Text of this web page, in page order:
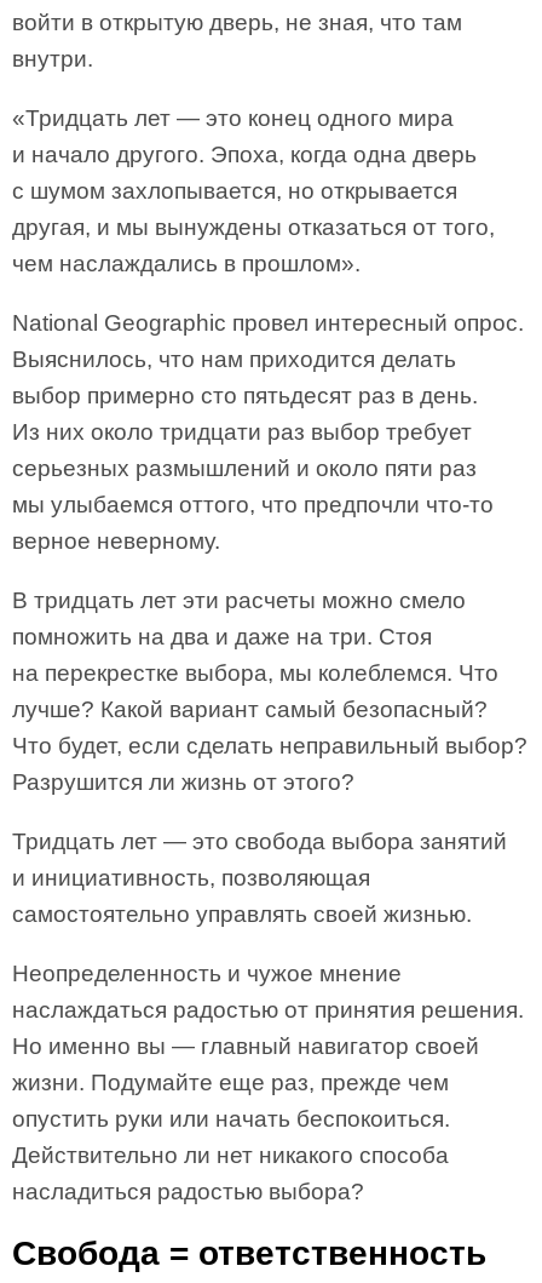
войти в открытую дверь, не зная, что там
внутри.
«Тридцать лет — это конец одного мира
и начало другого. Эпоха, когда одна дверь
с шумом захлопывается, но открывается
другая, и мы вынуждены отказаться от того,
чем наслаждались в прошлом».
National Geographic провел интересный опрос.
Выяснилось, что нам приходится делать
выбор примерно сто пятьдесят раз в день.
Из них около тридцати раз выбор требует
серьезных размышлений и около пяти раз
мы улыбаемся оттого, что предпочли что-то
верное неверному.
В тридцать лет эти расчеты можно смело
помножить на два и даже на три. Стоя
на перекрестке выбора, мы колеблемся. Что
лучше? Какой вариант самый безопасный?
Что будет, если сделать неправильный выбор?
Разрушится ли жизнь от этого?
Тридцать лет — это свобода выбора занятий
и инициативность, позволяющая
самостоятельно управлять своей жизнью.
Неопределенность и чужое мнение
наслаждаться радостью от принятия решения.
Но именно вы — главный навигатор своей
жизни. Подумайте еще раз, прежде чем
опустить руки или начать беспокоиться.
Действительно ли нет никакого способа
насладиться радостью выбора?
Свобода = ответственность